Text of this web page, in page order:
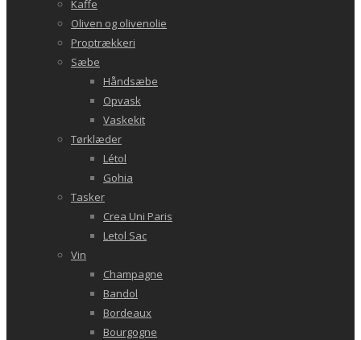
Kaffe
Oliven og olivenolie
Proptrækkeri
Sæbe
Håndsæbe
Opvask
Vaskekit
Tørklæder
Létol
Gohia
Tasker
Crea Uni Paris
Letol Sac
Vin
Champagne
Bandol
Bordeaux
Bourgogne